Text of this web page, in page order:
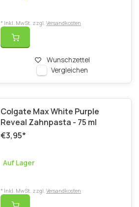
Wunschzettel
Vergleichen
* Inkl. MwSt. zzgl. Versandkosten
Colgate Max White Purple
Reveal Zahnpasta - 75 ml
€3,95*
Auf Lager
* Inkl. MwSt. zzgl. Versandkosten